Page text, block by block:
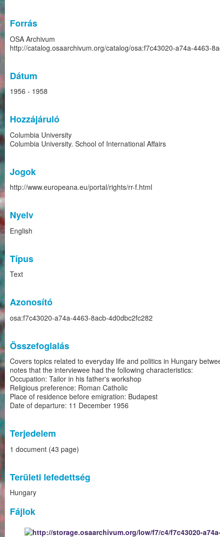
Forrás
OSA Archivum
http://catalog.osaarchivum.org/catalog/osa:f7c43020-a74a-4463-
Dátum
1956 - 1958
Hozzájáruló
Columbia University
Columbia University. School of International Affairs
Jogok
http://www.europeana.eu/portal/rights/rr-f.html
Nyelv
English
Típus
Text
Azonosító
osa:f7c43020-a74a-4463-8acb-4d0dbc2fc282
Összefoglalás
Covers topics related to everyday life and politics in Hungary
notes that the interviewee had the following characteristics:
Occupation: Tailor in his father's workshop
Religious preference: Roman Catholic
Place of residence before emigration: Budapest
Date of departure: 11 December 1956
Terjedelem
1 document (43 page)
Területi lefedettség
Hungary
Fájlok